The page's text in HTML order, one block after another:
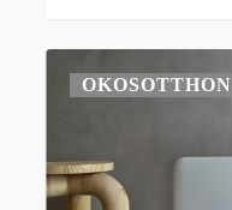
OKOSOTTHON